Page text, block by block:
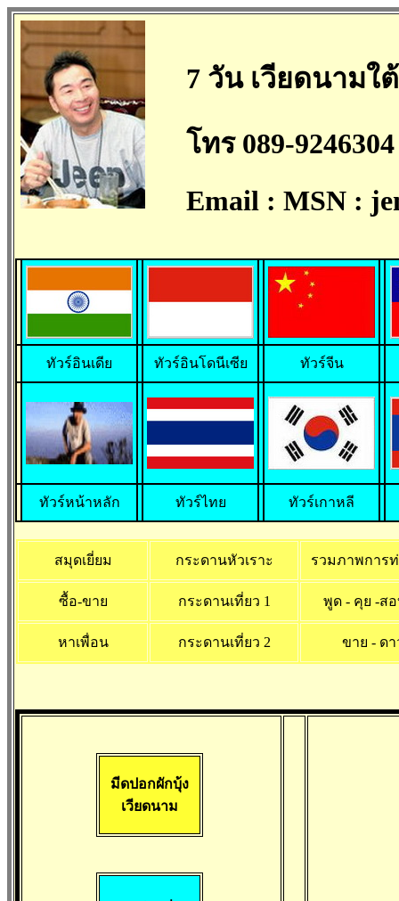
7 วัน เวียดนาม
โทร 089-
Email : MSN :
ทัวร์อินเดีย ทัวร์อินโดนีเซีย ทัวร์จีน
ทัวร์หน้าหลัก ทัวร์ไทย ทัวร์เกาหลี
สมุดเยี่ยม กระดานหัวเราะ รวมภาพการท่
ซื้อ-ขาย กระดานเที่ยว 1 พูด - คุย -ส
หาเพื่อน กระดานเที่ยว 2 ขาย - ด
มีดปอกผักบุ้ง
เวียดนาม